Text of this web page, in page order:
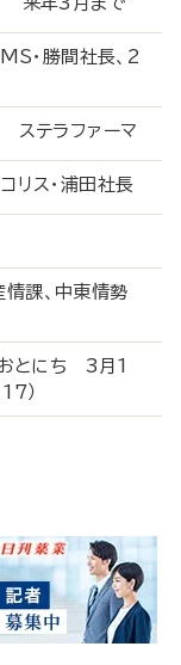
・勝間社長、2
ステラファーマ
ス・浦田社長
課、中東情勢
とにち 3月1
）